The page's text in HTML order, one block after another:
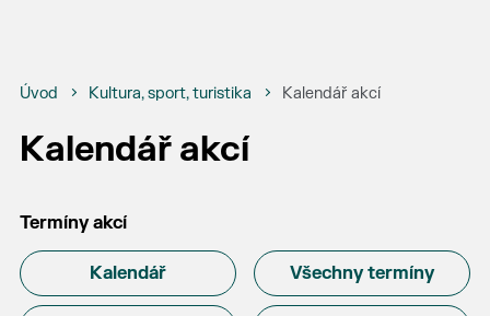
Úvod Kultura, sport, turistika Kalendář akcí
Kalendář akcí
Termíny akcí
Kalendář Všechny termíny